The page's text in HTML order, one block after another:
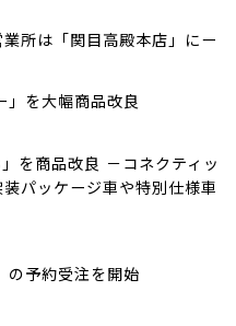
所は「関目高殿本店」にー
」を大幅商品改良
を商品改良 －コネクティッ
パッケージ車や特別仕様車
の予約受注を開始